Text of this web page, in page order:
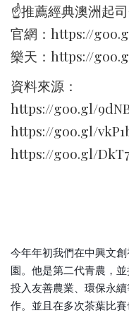
☝推薦經典澳洲起
官網：https://
樂天：https://
資料來源：
https://goo.gl/
https://goo.gl/
https://goo.gl/
今年年初我們在中興文
園。他是第二代青農，
投入友善農業、環保永
作。並且在多次茶葉比